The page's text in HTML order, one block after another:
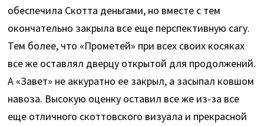
обеспечила Скотта деньгами, но вместе с тем
окончательно закрыла все еще перспективную сагу.
Тем более, что «Прометей» при всех своих косяках
все же оставлял дверцу открытой для продолжений.
А «Завет» не аккуратно ее закрыл, а засыпал ковшом
навоза. Высокую оценку оставил все же из-за все
еще отличного скоттовского визуала и прекрасной